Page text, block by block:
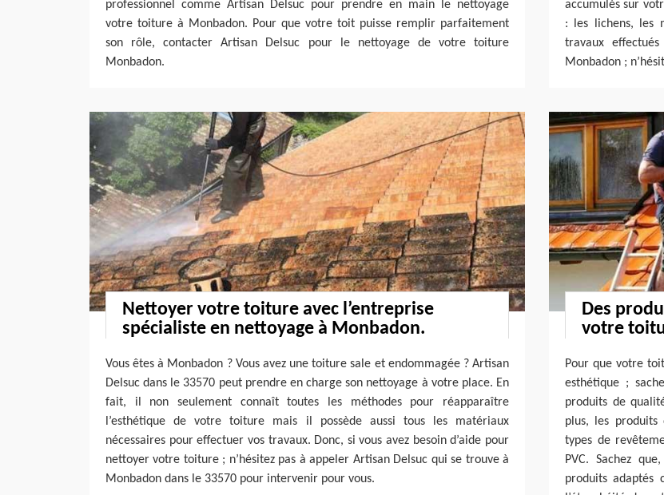
professionnel comme Artisan Delsuc pour prendre en main le nettoyage
votre toiture à Monbadon. Pour que votre toit puisse remplir parfaitement
son rôle, contacter Artisan Delsuc pour le nettoyage de votre toiture
Monbadon.
accumulés sur
: les lichens, les
travaux
Monbadon ;
Nettoyer votre toiture avec l’entreprise
spécialiste en nettoyage à Monbadon.
Vous êtes à Monbadon ? Vous avez une toiture sale et endommagée ? Artisan
Delsuc dans le 33570 peut prendre en charge son nettoyage à votre place. En
fait, il non seulement connaît toutes les méthodes pour réapparaître
l’esthétique de votre toiture mais il possède aussi tous les matériaux
nécessaires pour effectuer vos travaux. Donc, si vous avez besoin d’aide pour
nettoyer votre toiture ; n’hésitez pas à appeler Artisan Delsuc qui se trouve à
Monbadon dans le 33570 pour intervenir pour vous.
Des
votre
Pour que votre
esthétique ;
produits de
plus, les
types de
PVC. Sachez
produits adaptés